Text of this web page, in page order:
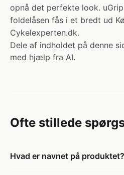
opnå det perfekte look. uGrip
foldelåsen fås i et bredt ud
Cykelexperten.dk.
Dele af indholdet på denne
med hjælp fra AI.
Ofte stillede
Hvad er navnet på produktet?